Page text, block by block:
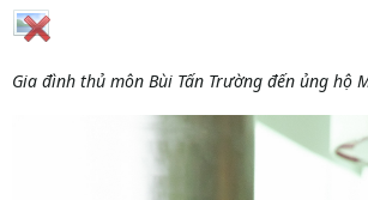
Gia đình thủ môn Bùi Tấn Trường đến ủng hộ